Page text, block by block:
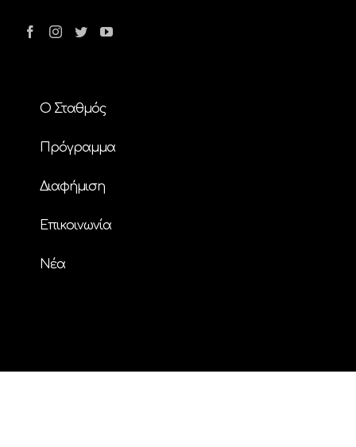
Ο Σταθμός
Πρόγραμμα
Διαφήμιση
Επικοινωνία
Nέα